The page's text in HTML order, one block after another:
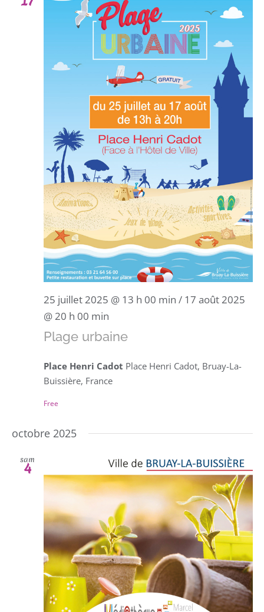
25 juillet 2025 @ 13 h 00 min / 17 août 2025
@ 20 h 00 min
Plage urbaine
Place Henri Cadot Place Henri Cadot, Bruay-La-
Buissière, France
Free
octobre 2025
sam
4